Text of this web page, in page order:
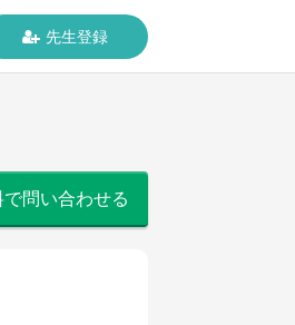
先生登録
で問い合わせる